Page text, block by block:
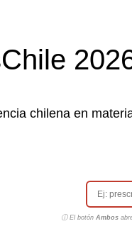
chilena en
ⓘ El botón Ambos